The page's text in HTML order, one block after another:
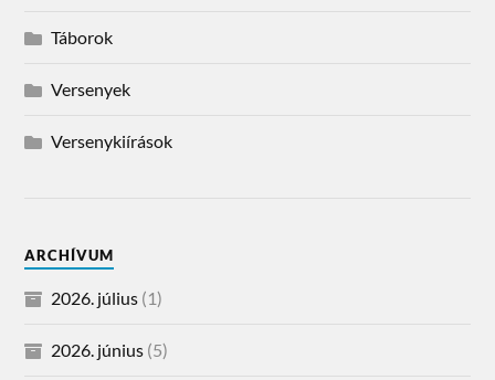
Táborok
Versenyek
Versenykiírások
ARCHÍVUM
2026. július (1)
2026. június (5)